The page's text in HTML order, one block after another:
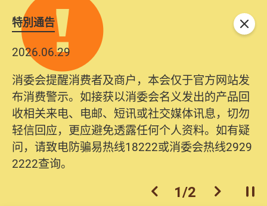
特別通告
2026.06.29
消委会提醒消费者及商户，本会仅于官方网站发
布消费警示。如接获以消委会名义发出的产品回
收相关来电、电邮、短讯或社交媒体讯息，切勿
轻信回应，更应避免透露任何个人资料。如有疑
问，请致电防骗易热线18222或消委会热线2929
2222查询。
2025.10.31
为提升使用者体验及网络安全，本会的投诉处理
系统已经进行升级及推出新功能。由2025年11月
10日起，消费者需要提供基本联络资料（包括姓
名、电邮及电话）注册帐户，才可提交投诉、查
询及建议。所有提交纪录将清晰整合于帐户中，
方便日后作出跟进。
上一个
2/2 下一个开
关闭